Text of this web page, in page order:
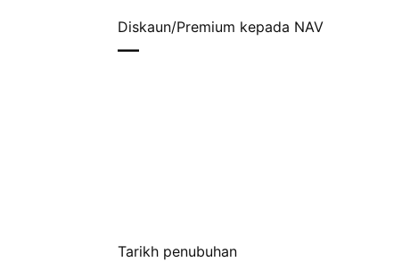
Diskaun/Premium kepada NAV
—
Tarikh penubuhan